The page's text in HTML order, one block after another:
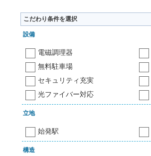
こだわり条件を選択
設備
電磁調理器
無料駐車場
セキュリティ充実
光ファイバー対応
立地
始発駅
構造